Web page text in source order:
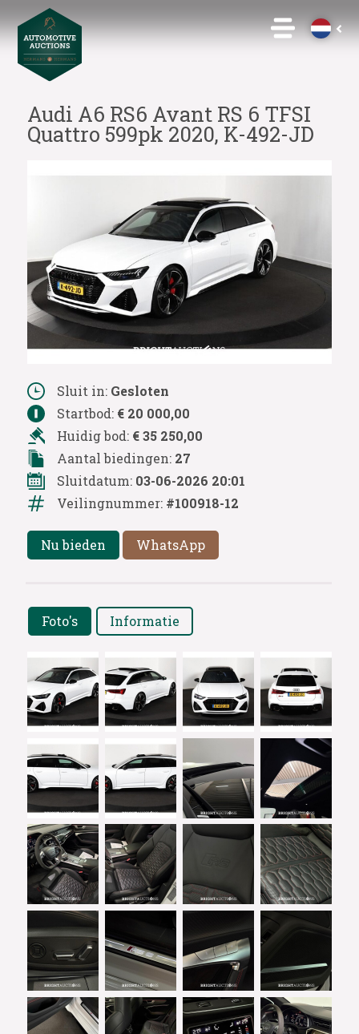
Audi A6 RS6 Avant RS 6 TFSI
Quattro 599pk 2020, K-492-JD
Sluit in: Gesloten
Startbod: € 20 000,00
Huidig bod: € 35 250,00
Aantal biedingen: 27
Sluitdatum: 03-06-2026 20:01
Veilingnummer: #100918-12
Nu bieden WhatsApp
Foto's Informatie